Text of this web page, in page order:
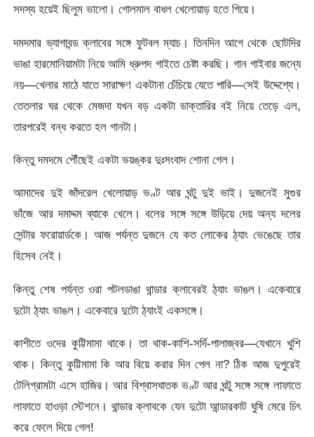
সদস্য হয়েই ছিলুম ভালো। গোলমাল বাধল খেলোয়াড় হতে গিয়ে।
দমদমার ভ্যাগাবন্ড ক্লাবের সঙ্গে ফুটবল ম্যাচ। তিনদিন আগে থেকে ছোটদির
ভাঙা হারমোনিয়ামটা নিয়ে আমি ধ্রুপদ গাইতে চেষ্টা করছি। গান গাইবার জন্যে
নয়—খেলার মাঠে যাতে সারাক্ষণ একটানা চেঁচিয়ে যেতে পারি—সেই উদ্দেশ্যে।
তেতলার ঘর থেকে মেজদা যখন বড় একটা ডাক্তারির বই নিয়ে তেড়ে এল,
তারপরেই বন্ধ করতে হল গানটা।
কিন্তু দমদমে পৌঁছেই একটা ভয়ঙ্কর দুঃসংবাদ শোনা গেল।
আমাদের দুই জাঁদরেল খেলোয়াড় ভণ্ট আর ঘন্টু দুই ভাই। দুজনেই মুগুর
ভাঁজে আর দমাদ্দম ব্যাকে খেলে। বলের সঙ্গে সঙ্গে উড়িয়ে দেয় অন্য দলের
সেন্টার ফরোয়ার্ডকে। আজ পর্যন্ত দুজনে যে কত লোকের ঠ্যাং ভেঙেছে তার
হিসেব নেই।
কিন্তু শেষ পর্যন্ত ওরা পটলডাঙা থান্ডার ক্লাবেরই ঠ্যাং ভাঙল। একেবারে
দুটো ঠ্যাং ভাঙল। একেবারে দুটো ঠ্যাংই একসঙ্গে।
কাশীতে ওদের কুট্টিমামা থাকে। তা থাক-কাশি-সর্দি-পালাজ্বর—যেখানে খুশি
থাক। কিন্তু কুট্টিমামা কি আর বিয়ে করার দিন পেল না? ঠিক আজ দুপুরেই
টেলিগ্রামটা এসে হাজির। আর বিশ্বাসঘাতক ভণ্ট আর ঘন্টু সঙ্গে সঙ্গে লাফাতে
লাফাতে হাওড়া স্টেশনে। থান্ডার ক্লাবকে যেন দুটো আন্ডারকাট ঘুষি মেরে চিৎ
করে ফেলে দিয়ে গেল!